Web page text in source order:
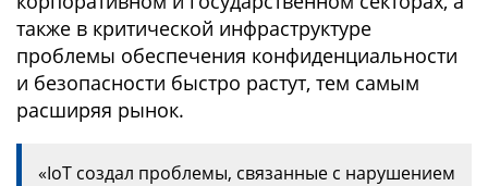
также в критической инфраструктуре
проблемы обеспечения конфиденциальности
и безопасности быстро растут, тем самым
расширяя рынок.
«IoT создал проблемы, связанные с нарушением